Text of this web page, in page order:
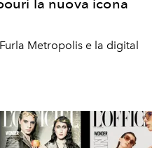
la nuova icona
Metropolis e la digital